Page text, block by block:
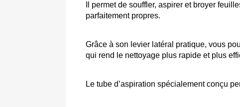
Il permet de souffler, aspirer et broyer
parfaitement propres.
Grâce à son levier latéral pratique, vous
qui rend le nettoyage plus rapide et plus
Le tube d’aspiration spécialement conçu